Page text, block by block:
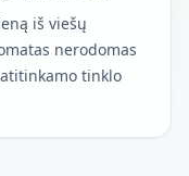
iš viešų
nerodomas
tinklo